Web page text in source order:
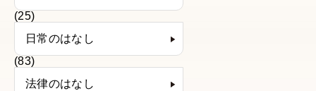
(25)
日常のはなし
(83)
法律のはなし